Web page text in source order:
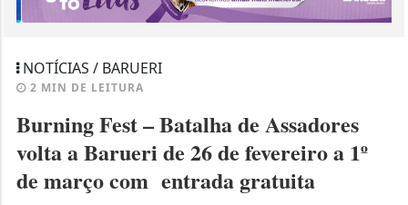
NOTÍCIAS / BARUERI
2 MIN DE LEITURA
Burning Fest – Batalha de Assadores
volta a Barueri de 26 de fevereiro a 1º
de março com entrada gratuita